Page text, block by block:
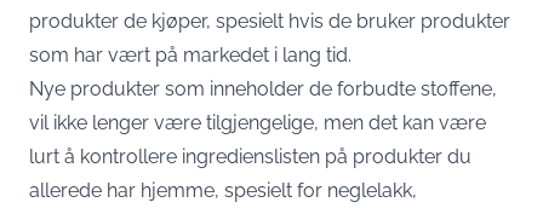
produkter de kjøper, spesielt hvis de bruker produkter
som har vært på markedet i lang tid.
Nye produkter som inneholder de forbudte stoffene,
vil ikke lenger være tilgjengelige, men det kan være
lurt å kontrollere ingredienslisten på produkter du
allerede har hjemme, spesielt for neglelakk,